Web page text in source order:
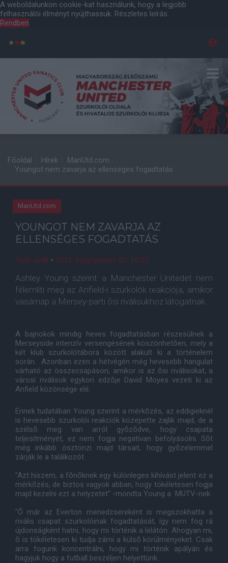
A weboldalunkon cookie-kat használunk, hogy a legjobb
felhasználói élményt nyújthassuk. Részletes leírás
Rendben
Főoldal Hírek
ManUtd.com
Youngot nem zavarja az ellenséges fogadtatás
ManUtd.com
YOUNGOT NEM ZAVARJA AZ
ELLENSÉGES FOGADTATÁS
Tóth Judit • 2013. szeptember. 01. 10:55
Ashley Young szerint a Manchester Unitedet nem
félemlíti meg az Anfield-i szurkolók reakciója, amikor
vasárnap a Mersey-parti õsi riválisukhoz látogatnak.
A bajnokok mindig heves fogadtatásban részesülnek a
Merseyside intenzív versengésének köszönhetõen, mely a
két klub szurkolótábora között alakult ki a történelem
során. Azonban ezen a hétvégén még hevesebb hangulat
várható az összecsapáson, amikor is az õsi riválisokat, a
városi riválisok egykori edzõje David Moyes vezeti ki az
Anfield közönsége elé.
Ennek tudatában Young szerint a mérkõzés, az eddigieknél
is hevesebb szurkolói reakciók közepette zajlik majd, de a
szélsõ meg van arról gyõzõdve, hogy csapata
teljesítményét, ez nem fogja negatívan befolyásolni. Sõt
még inkább ösztönzi majd társait, hogy gyõzelemmel
zárják le a találkozót.
"Azt hiszem, a fõnõknek egy különleges kihívást jelent ez a
mérkõzés, de biztos vagyok abban, hogy tökéletesen fogja
majd kezelni ezt a helyzetet" -mondta Young a MUTV-nek.
"Õ már az Everton menedzsereként is megszokhatta a
rivális csapat szurkolóinak fogadtatását, így nem fog rá
újdonságként hatni, hogy mi történik a lelátón. Ahogyan mi,
õ is tökéletesen ki tudja zárni a külsõ körülményeket. Csak
arra fogunk koncentrálni, hogy mi történik apályán és
hagyjuk hogy a futball beszéljen helyettünk.